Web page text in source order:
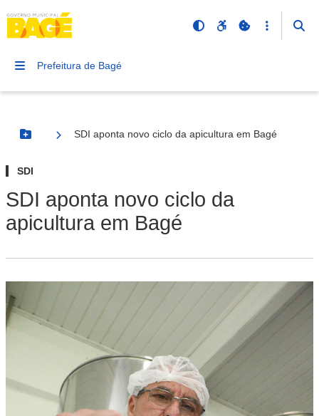
Prefeitura de Bagé
Botão Menu
SDI aponta novo ciclo da apicultura em Bagé
SDI
SDI aponta novo ciclo da
apicultura em Bagé